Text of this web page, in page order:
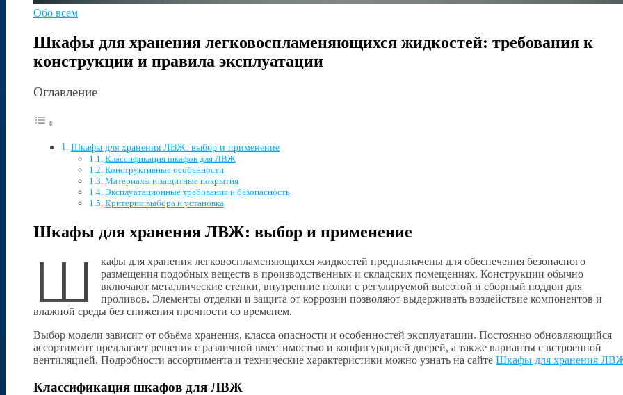
Обо всем
Шкафы для хранения легковоспламеняющихся жидкостей: требования к
конструкции и правила эксплуатации
Оглавление
Шкафы для хранения ЛВЖ: выбор и применение
Классификация шкафов для ЛВЖ
Конструктивные особенности
Материалы и защитные покрытия
Эксплуатационные требования и безопасность
Критерии выбора и установка
Шкафы для хранения ЛВЖ: выбор и применение
Ш
кафы для хранения легковоспламеняющихся жидкостей предназначены для обеспечения безопасного
размещения подобных веществ в производственных и складских помещениях. Конструкции обычно
включают металлические стенки, внутренние полки с регулируемой высотой и сборный поддон для
проливов. Элементы отделки и защита от коррозии позволяют выдерживать воздействие компонентов и
влажной среды без снижения прочности со временем.
Выбор модели зависит от объёма хранения, класса опасности и особенностей эксплуатации. Постоянно обновляющийся
ассортимент предлагает решения с различной вместимостью и конфигурацией дверей, а также варианты с встроенной
вентиляцией. Подробности ассортимента и технические характеристики можно узнать на сайте Шкафы для хранения
Классификация шкафов для ЛВЖ